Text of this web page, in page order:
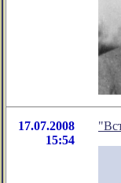
17.07.2008
15:54